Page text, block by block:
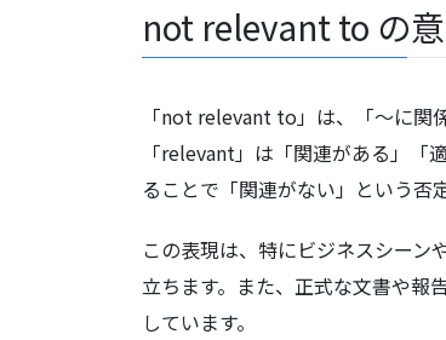
not relevant to の
「not relevant to」は、「〜に関
「relevant」は「関連がある」
ることで「関連がない」という否
この表現は、特にビジネスシーン
立ちます。また、正式な文書や報
しています。